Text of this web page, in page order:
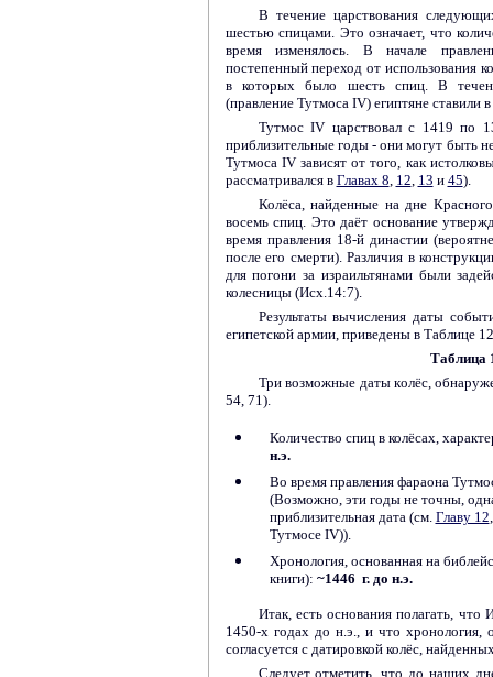
В течение царствования
шестью спицами. Это означает, что
время изменялось. В начале
постепенный переход от использования
в которых было шесть спиц. В
(правление Тутмоса IV) египтяне ставили
Тутмос IV царствовал с 1419 по
приблизительные годы - они могут быть
Тутмоса IV зависят от того, как
рассматривался в Главах 8, 12, 13 и 45).
Колёса, найденные на дне
восемь спиц. Это даёт основание
время правления 18-й династии
после его смерти). Различия в
для погони за израильтянами были
колесницы (Исх.14:7).
Результаты вычисления даты
египетской армии, приведены в Таблице
Таблица
Три возможные даты колёс,
54, 71).
Количество спиц в колёсах,
н.э.
Во время правления фараона
(Возможно, эти годы не точны,
приблизительная дата (см. Главу 12
Тутмосе IV)).
Хронология, основанная на
книги): ~1446 г. до н.э.
Итак, есть основания полагать,
1450-х годах до н.э., и что хронология,
согласуется с датировкой колёс,
Следует отметить, что до наших